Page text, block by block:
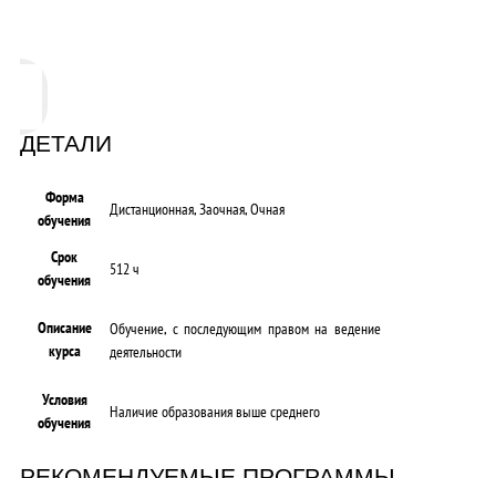
ДЕТАЛИ
Форма
обучения
Дистанционная, Заочная, Очная
Срок
обучения
512 ч
Описание
курса
Обучение, с последующим правом на ведение
деятельности
Условия
обучения
Наличие образования выше среднего